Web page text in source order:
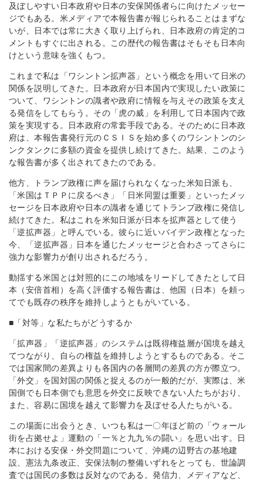
及ぼしやすい日本政府や日本の安保関係者らに向けたメッセー
ジでもある。米メディアで本報告書が報じられることはまずな
いが、日本では常に大きく取り上げられ、日本政府の肯定的コ
メントもすぐに出される。この歴代の報告書はそもそも日本向
けという意味を強くもつ。
これまで私は「ワシントン拡声器」という概念を用いて日米の
関係を説明してきた。日本政府が日本国内で実現したい政策に
ついて、ワシントンの識者や政府に情報を与えその政策を支え
る発信をしてもらう。その「虎の威」を利用して日本国内で政
策を実現する。日本政府の常套手段である。そのために日本政
府は、本報告書発行元のＣＳＩＳを始め多くのワシントンのシ
ンクタンクに多額の資金を提供し続けてきた。結果、このよう
な報告書が多く出されてきたのである。
他方、トランプ政権に声を届けられなくなった米知日派も、
「米国はＴＰＰに戻るべき」「日米同盟は重要」といったメッ
セージを日本政府や日本の識者を通じてトランプ政権に発信し
続けてきた。私はこれを米知日派が日本を拡声器として使う
「逆拡声器」と呼んでいる。彼らに近いバイデン政権となった
今、「逆拡声器」日本を通じたメッセージと合わさってさらに
強力な影響力が創り出されるだろう。
動揺する米国とは対照的にこの地域をリードしてきたとして日
本（安倍首相）を高く評価する報告書は、他国（日本）を頼っ
てでも既存の秩序を維持しようともがいている。
■「対等」な私たちがどうするか
「拡声器」「逆拡声器」のシステムは既得権益層が国境を越え
てつながり、自らの権益を維持しようとするものである。そこ
では国家間の差異よりも各国内の各層間の差異の方が際立つ。
「外交」を国対国の関係と捉えるのが一般的だが、実際は、米
国側でも日本側でも意思を外交に反映できない人たちがおり、
また、容易に国境を越えて影響力を及ぼせる人たちがいる。
この場面に出会うとき、いつも私は一〇年ほど前の「ウォール
街を占拠せよ」運動の「一％と九九％の闘い」を思い出す。日
本における安保・外交問題について、沖縄の辺野古の基地建
設、憲法九条改正、安保法制の整備いずれをとっても、世論調
査では国民の多数は反対なのである。発信力、メディアなど、